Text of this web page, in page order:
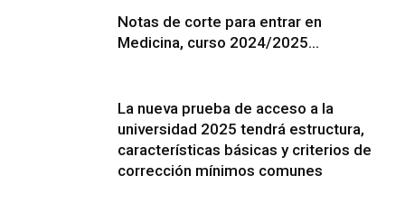
Notas de corte para entrar en
Medicina, curso 2024/2025…
La nueva prueba de acceso a la
universidad 2025 tendrá estructura,
características básicas y criterios de
corrección mínimos comunes